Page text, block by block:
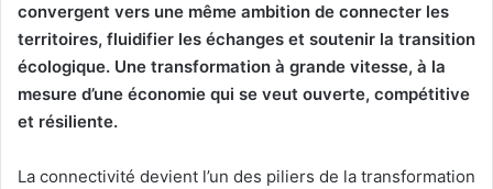
convergent vers une même ambition de connecter les
territoires, fluidifier les échanges et soutenir la transition
écologique. Une transformation à grande vitesse, à la
mesure d’une économie qui se veut ouverte, compétitive
et résiliente.
La connectivité devient l’un des piliers de la transformation